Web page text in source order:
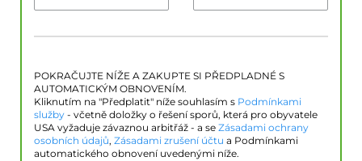
POKRAČUJTE NÍŽE A ZAKUPTE SI PŘEDPLADNÉ S
AUTOMATICKÝM OBNOVENÍM.
Kliknutím na "Předplatit" níže souhlasím s Podmínkami
služby - včetně doložky o řešení sporů, která pro obyvatele
USA vyžaduje závaznou arbitřáž - a se Zásadami ochrany
osobních údajů, Zásadami zrušení účtu a Podmínkami
automatického obnovení uvedenými níže.